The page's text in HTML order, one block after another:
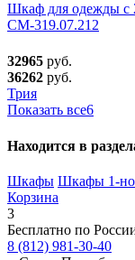
Шкаф для одежды с
СМ-319.07.212
32965 руб.
36262 руб.
Трия
Показать все6
Находится в
Шкафы Шкафы 1-но
Корзина
3
Бесплатно по
8 (812) 981-30-40